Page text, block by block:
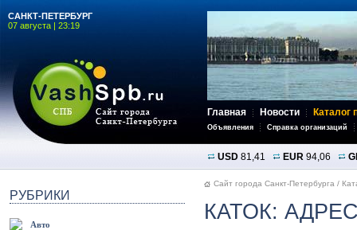
САНКТ-ПЕТЕРБУРГ
07 августа | 23:19
Главная Новости Каталог
Объявления Справка организаций
USD 81,41 EUR 94,06
РУБРИКИ
Авто
Сайт города Санкт-Петербурга /
КАТОК: